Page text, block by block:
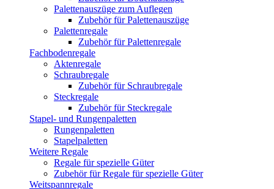
Palettenauszüge zum Auflegen
Zubehör für Palettenauszüge
Palettenregale
Zubehör für Palettenregale
Fachbodenregale
Aktenregale
Schraubregale
Zubehör für Schraubregale
Steckregale
Zubehör für Steckregale
Stapel- und Rungenpaletten
Rungenpaletten
Stapelpaletten
Weitere Regale
Regale für spezielle Güter
Zubehör für Regale für spezielle Güter
Weitspannregale